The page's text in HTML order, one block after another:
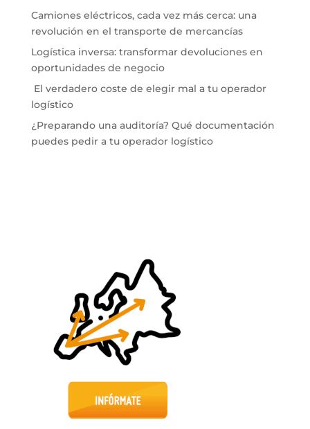
Camiones eléctricos, cada vez más cerca: una
revolución en el transporte de mercancías
Logística inversa: transformar devoluciones en
oportunidades de negocio
El verdadero coste de elegir mal a tu operador
logístico
¿Preparando una auditoría? Qué documentación
puedes pedir a tu operador logístico